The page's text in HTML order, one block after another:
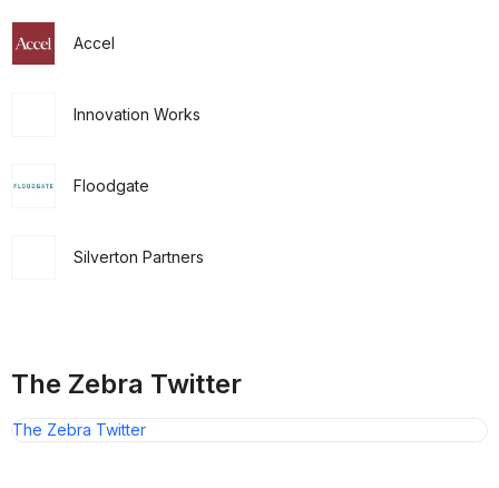
Accel
Innovation Works
Floodgate
Silverton Partners
The Zebra Twitter
The Zebra Twitter